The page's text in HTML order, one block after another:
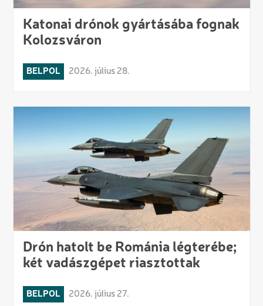
Katonai drónok gyártásába fognak
Kolozsváron
BELPOL 2026. július 28.
Drón hatolt be Románia légterébe;
két vadászgépet riasztottak
BELPOL 2026. július 27.